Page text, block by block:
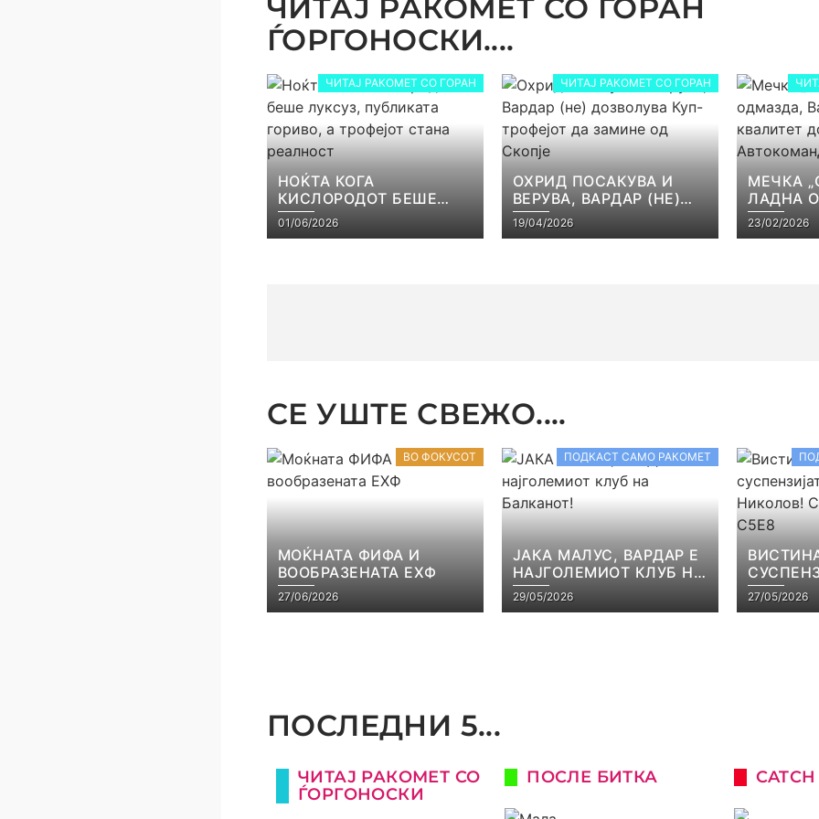
ЧИТАЈ РАКОМЕТ СО ГОРАН
ЃОРГОНОСКИ....
ЧИТАЈ РАКОМЕТ СО ГОРАН
НОЌТА КОГА
КИСЛОРОДОТ БЕШЕ
ЛУКСУЗ, ПУБЛИКАТА
ГОРИВО, А ТРОФЕЈОТ
01/06/2026
ЧИТАЈ РАКОМЕТ СО ГОРАН
ОХРИД ПОСАКУВА И
ВЕРУВА, ВАРДАР (НЕ)
ДОЗВОЛУВА КУП-
ТРОФЕЈОТ ДА ЗАМИНЕ
19/04/2026
МЕЧКА
ЛАДНА
ВАРДАР
23/02/2026
СЕ УШТЕ СВЕЖО....
ВО ФОКУСОТ
МОЌНАТА ФИФА И
ВООБРАЗЕНАТА ЕХФ
27/06/2026
ПОДКАСТ САМО РАКОМЕТ
ЈАКА МАЛУС, ВАРДАР Е
НАЈГОЛЕМИОТ КЛУБ НА
БАЛКАНОТ!
29/05/2026
САМО
27/05/2026
ПОСЛЕДНИ 5...
ЧИТАЈ РАКОМЕТ СО
ЃОРГОНОСКИ
ПОСЛЕ БИТКА